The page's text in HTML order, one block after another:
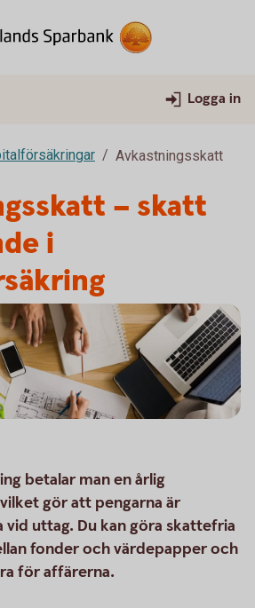
Logga in
Avkastningsskatt
– skatt
i
betalar man en årlig
gör att pengarna är
vid uttag. Du kan göra skattefria
fonder och värdepapper och
för affärerna.